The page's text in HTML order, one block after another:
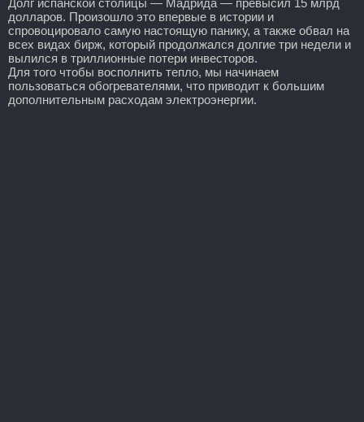
долларов. Произошло это впервые в истории и
спровоцировало самую настоящую панику, а также обвал на
всех видах бирж, который продолжался долгие три недели и
вылился в триллионные потери инвесторов.
Для того чтобы восполнить тепло, мы начинаем
пользоваться обогревателями, что приводит к большим
дополнительным расходам электроэнергии.